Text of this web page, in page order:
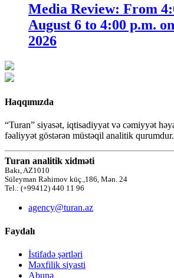
Media Review: From
August 6 to 4:00 p.m.
2026
Haqqımızda
“Turan” siyasət, iqtisadiyyat və cəmiyyət
fəaliyyət göstərən müstəqil analitik qurumdur.
Turan analitik xidməti
Bakı, AZ1010
Süleyman Rəhimov küç.,186, Mən. 24
Tel.: (+99412) 440 11 96
agency@turan.az
Faydalı
İstifadə şərtləri
Məxfilik siyasti
Abunə